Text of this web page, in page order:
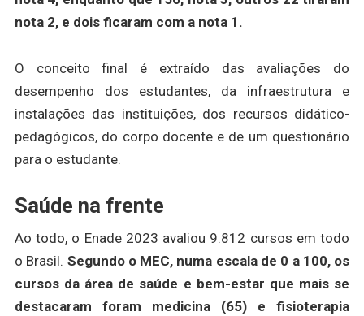
nota 2, e dois ficaram com a nota 1.
O conceito final é extraído das avaliações do
desempenho dos estudantes, da infraestrutura e
instalações das instituições, dos recursos didático-
pedagógicos, do corpo docente e de um questionário
para o estudante.
Saúde na frente
Ao todo, o Enade 2023 avaliou 9.812 cursos em todo
o Brasil. Segundo o MEC, numa escala de 0 a 100, os
cursos da área de saúde e bem-estar que mais se
destacaram foram medicina (65) e fisioterapia